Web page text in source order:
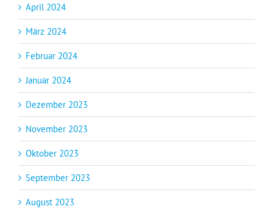
April 2024
März 2024
Februar 2024
Januar 2024
Dezember 2023
November 2023
Oktober 2023
September 2023
August 2023